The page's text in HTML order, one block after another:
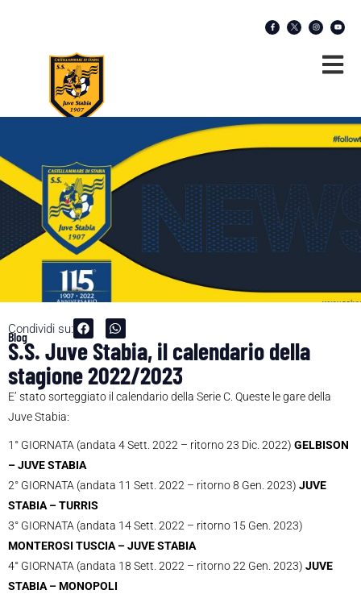
Condividi su:
Blog
S.S. Juve Stabia, il calendario della
stagione 2022/2023
E’ stato sorteggiato il calendario della Serie C. Queste le gare della
Juve Stabia:
1° GIORNATA (andata 4 Sett. 2022 – ritorno 23 Dic. 2022) GELBISON
– JUVE STABIA
2° GIORNATA (andata 11 Sett. 2022 – ritorno 8 Gen. 2023) JUVE
STABIA – TURRIS
3° GIORNATA (andata 14 Sett. 2022 – ritorno 15 Gen. 2023)
MONTEROSI TUSCIA – JUVE STABIA
4° GIORNATA (andata 18 Sett. 2022 – ritorno 22 Gen. 2023) JUVE
STABIA – MONOPOLI